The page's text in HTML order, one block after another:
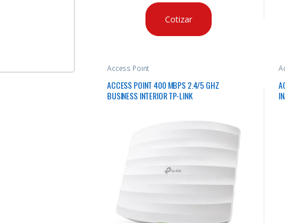
Cotizar
Access Point
ACCESS POINT 400 MBPS 2.4/5 GHZ
BUSINESS INTERIOR TP-LINK